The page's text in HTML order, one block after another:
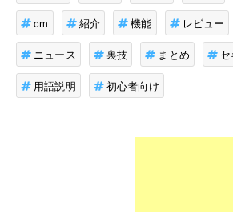
cm 紹介 機能 レビュー
ニュース 裏技 まとめ
用語説明 初心者向け